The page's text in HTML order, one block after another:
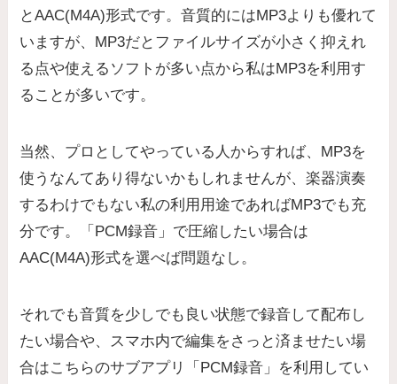
とAAC(M4A)形式です。音質的にはMP3よりも優れて
いますが、MP3だとファイルサイズが小さく抑えれ
る点や使えるソフトが多い点から私はMP3を利用す
ることが多いです。
当然、プロとしてやっている人からすれば、MP3を
使うなんてあり得ないかもしれませんが、楽器演奏
するわけでもない私の利用用途であればMP3でも充
分です。「PCM録音」で圧縮したい場合は
AAC(M4A)形式を選べば問題なし。
それでも音質を少しでも良い状態で録音して配布し
たい場合や、スマホ内で編集をさっと済ませたい場
合はこちらのサブアプリ「PCM録音」を利用してい